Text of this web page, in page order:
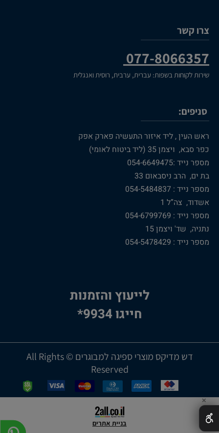
צרו קשר
077-8066357
שירות לקוחות בשפות: עברית, ערבית, רוסית ואנגלית
סניפים:
ראש העין , ליד איזור התעשיה פארק אפק
כפר סבא, ויצמן 35 (ליד ביטוח לאומי)
מספר נייד :054-6649475
בת ים, הרב ניסבאום 33
מספר נייד : 054-5484837
אשדוד, צה”ל 1
מספר נייד : 054-6799769
נתניה, שד' ויצמן 15
מספר נייד : 054-5478429
לייעוץ והזמנות
חייגו 9934*
דש מדיקס מוצרי ספיגה למבוגרים © All Rights
Reserved
בניית אתרים
✕